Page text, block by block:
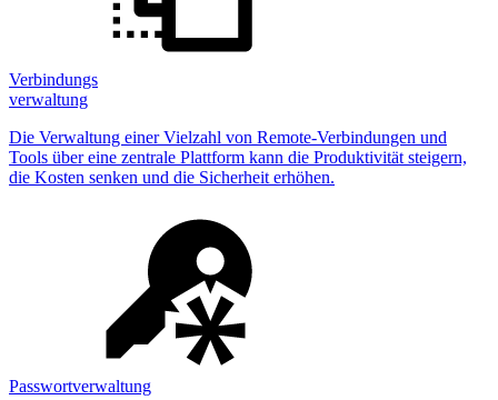
Verbindungs
verwaltung
Die Verwaltung einer Vielzahl von Remote-Verbindungen und
Tools über eine zentrale Plattform kann die Produktivität steigern,
die Kosten senken und die Sicherheit erhöhen.
Passwortverwaltung